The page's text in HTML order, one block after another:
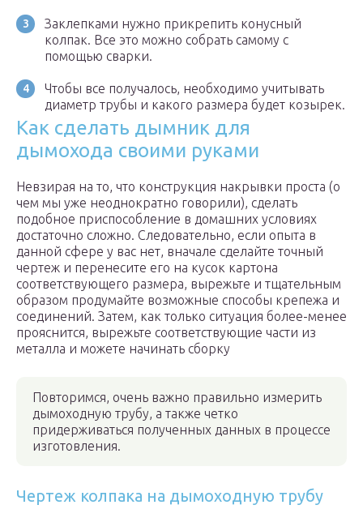
Заклепками нужно прикрепить конусный
колпак. Все это можно собрать самому с
помощью сварки.
Чтобы все получалось, необходимо учитывать
диаметр трубы и какого размера будет козырек.
Как сделать дымник для
дымохода своими руками
Невзирая на то, что конструкция накрывки проста (о
чем мы уже неоднократно говорили), сделать
подобное приспособление в домашних условиях
достаточно сложно. Следовательно, если опыта в
данной сфере у вас нет, вначале сделайте точный
чертеж и перенесите его на кусок картона
соответствующего размера, вырежьте и тщательным
образом продумайте возможные способы крепежа и
соединений. Затем, как только ситуация более-менее
прояснится, вырежьте соответствующие части из
металла и можете начинать сборку
Повторимся, очень важно правильно измерить
дымоходную трубу, а также четко
придерживаться полученных данных в процессе
изготовления.
Чертеж колпака на дымоходную трубу